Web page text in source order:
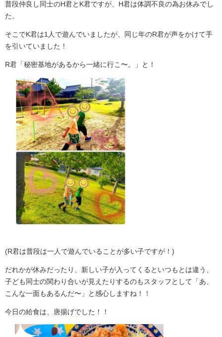
普段仲良し同士のH君とK君ですが、H君は体調不良の為お休みでし
た。
そこでK君は1人で遊んでいましたが、同じ年のR君が声をかけて手
を引いていました！
R君「秘密基地があるから一緒に行こ〜。」と！
(R君は普段は一人で遊んでいることが多い子ですが！)
だれかが休みだったり、新しい子が入ってくるといつもとは違う、
子ども同士の関わり合いが見えたりするのもスタッフとして「あ、
こんな一面もあるんだ〜」と感心しますね！！
今日の給食は、唐揚げでした！！